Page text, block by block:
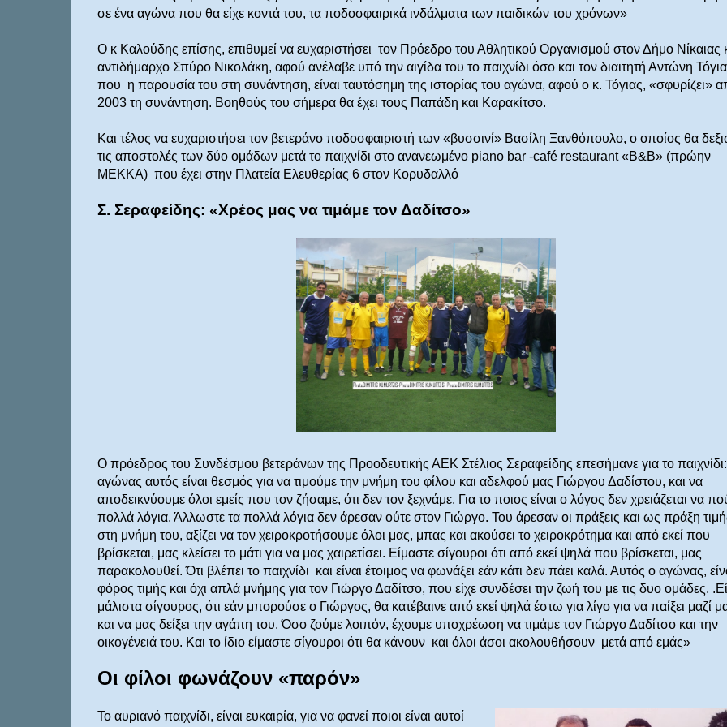
σε ένα αγώνα που θα είχε κοντά του, τα ποδοσφαιρικά ινδάλματα των παιδικών του χρόνων»
Ο κ Καλούδης επίσης, επιθυμεί να ευχαριστήσει τον Πρόεδρο του Αθλητικού Οργανισμού στον Δήμο Νίκαιας
αντιδήμαρχο Σπύρο Νικολάκη, αφού ανέλαβε υπό την αιγίδα του το παιχνίδι όσο και τον διαιτητή Αντώνη
που η παρουσία του στη συνάντηση, είναι ταυτόσημη της ιστορίας του αγώνα, αφού ο κ. Τόγιας, «σφυρίζει»
2003 τη συνάντηση. Βοηθούς του σήμερα θα έχει τους Παπάδη και Καρακίτσο.
Και τέλος να ευχαριστήσει τον βετεράνο ποδοσφαιριστή των «βυσσινί» Βασίλη Ξανθόπουλο, ο οποίος θα
τις αποστολές των δύο ομάδων μετά το παιχνίδι στο ανανεωμένο piano bar-café restaurant «Β&Β» (πρώην
ΜΕΚΚΑ) που έχει στην Πλατεία Ελευθερίας 6 στον Κορυδαλλό
Σ. Σεραφείδης: «Χρέος μας να τιμάμε τον Δαδίτσο»
Ο πρόεδρος του Συνδέσμου βετεράνων της Προοδευτικής ΑΕΚ Στέλιος Σεραφείδης επεσήμανε για το παιχνίδι:
αγώνας αυτός είναι θεσμός για να τιμούμε την μνήμη του φίλου και αδελφού μας Γιώργου Δαδίστου, και να
αποδεικνύουμε όλοι εμείς που τον ζήσαμε, ότι δεν τον ξεχνάμε. Για το ποιος είναι ο λόγος δεν χρειάζεται να
πολλά λόγια. Άλλωστε τα πολλά λόγια δεν άρεσαν ούτε στον Γιώργο. Του άρεσαν οι πράξεις και ως πράξη
στη μνήμη του, αξίζει να τον χειροκροτήσουμε όλοι μας, μπας και ακούσει το χειροκρότημα και από εκεί που
βρίσκεται, μας κλείσει το μάτι για να μας χαιρετίσει. Είμαστε σίγουροι ότι από εκεί ψηλά που βρίσκεται, μας
παρακολουθεί. Ότι βλέπει το παιχνίδι και είναι έτοιμος να φωνάξει εάν κάτι δεν πάει καλά. Αυτός ο αγώνας,
φόρος τιμής και όχι απλά μνήμης για τον Γιώργο Δαδίτσο, που είχε συνδέσει την ζωή του με τις δυο ομάδες.
μάλιστα σίγουρος, ότι εάν μπορούσε ο Γιώργος, θα κατέβαινε από εκεί ψηλά έστω για λίγο για να παίξει μαζί
και να μας δείξει την αγάπη του. Όσο ζούμε λοιπόν, έχουμε υποχρέωση να τιμάμε τον Γιώργο Δαδίτσο και την
οικογένειά του. Και το ίδιο είμαστε σίγουροι ότι θα κάνουν και όλοι άσοι ακολουθήσουν μετά από εμάς»
Οι φίλοι φωνάζουν «παρόν»
Το αυριανό παιχνίδι, είναι ευκαιρία, για να φανεί ποιοι είναι αυτοί